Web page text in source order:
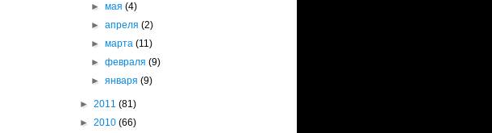
►мая(4)
►апреля(2)
►марта(11)
►февраля(9)
►января(9)
► 2011 (81)
► 2010 (66)